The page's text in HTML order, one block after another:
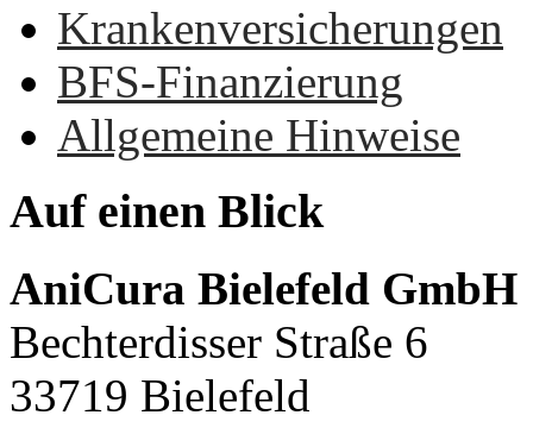
Krankenversicherungen
BFS-Finanzierung
Allgemeine Hinweise
Auf einen Blick
AniCura Bielefeld GmbH
Bechterdisser Straße 6
33719 Bielefeld